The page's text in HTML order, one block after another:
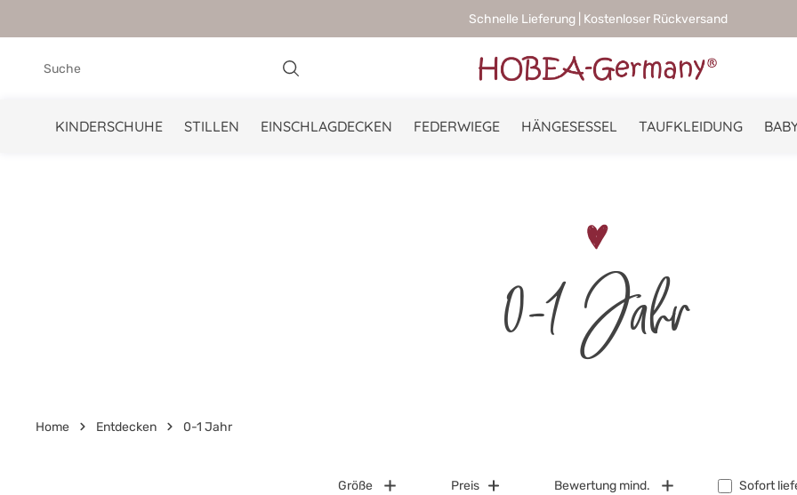
Schnelle Lieferung | Kostenloser Rückversand
KINDERSCHUHE STILLEN EINSCHLAGDECKEN FEDERWIEGE HÄNGESESSEL TAUFKLEIDUNG
0-1 Jahr
Home Entdecken 0-1 Jahr
Größe Preis Bewertung mind. Sofort